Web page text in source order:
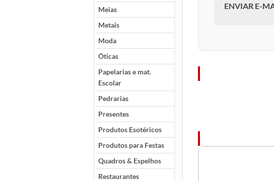
Meias
Metais
Moda
Óticas
Papelarias e mat.
Escolar
Pedrarias
Presentes
Produtos Esotéricos
Produtos para Festas
Quadros & Espelhos
Restaurantes
ENVIAR E-